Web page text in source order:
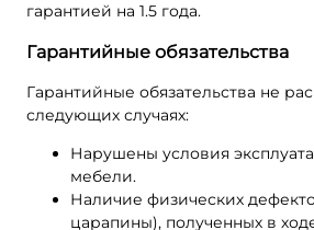
гарантией на 1.5 года.
Гарантийные обязательства
Гарантийные обязательства не
следующих случаях:
Нарушены условия
мебели.
Наличие физических
царапины), полученных в